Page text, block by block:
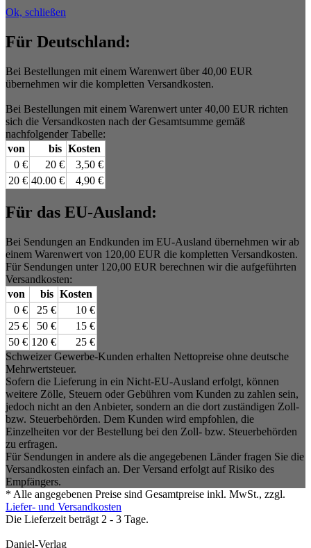
Ok, schließen
Für Deutschland:
Bei Bestellungen mit einem Warenwert über 40,00 EUR
übernehmen wir die kompletten Versandkosten.
Bei Bestellungen mit einem Warenwert unter 40,00 EUR richten
sich die Versandkosten nach der Gesamtsumme gemäß
nachfolgender Tabelle:
von
bis Kosten
0 €
20 €
3,50 €
20 € 40.00 € 4,90 €
Für das EU-Ausland:
Bei Sendungen an Endkunden im EU-Ausland übernehmen wir ab
einem Warenwert von 120,00 EUR die kompletten Versandkosten.
Für Sendungen unter 120,00 EUR berechnen wir die aufgeführten
Versandkosten:
von
bis Kosten
0 €
25 €
10 €
25 €
50 €
15 €
50 € 120 €
25 €
Schweizer Gewerbe-Kunden erhalten Nettopreise ohne deutsche
Mehrwertsteuer.
Sofern die Lieferung in ein Nicht-EU-Ausland erfolgt, können
weitere Zölle, Steuern oder Gebühren vom Kunden zu zahlen sein,
jedoch nicht an den Anbieter, sondern an die dort zuständigen Zoll-
bzw. Steuerbehörden. Dem Kunden wird empfohlen, die
Einzelheiten vor der Bestellung bei den Zoll- bzw. Steuerbehörden
zu erfragen.
Für Sendungen in andere als die angegebenen Länder fragen Sie die
Versandkosten einfach an. Der Versand erfolgt auf Risiko des
Empfängers.
* Alle angegebenen Preise sind Gesamtpreise inkl. MwSt., zzgl.
Liefer- und Versandkosten
Die Lieferzeit beträgt 2 - 3 Tage.
Daniel-Verlag